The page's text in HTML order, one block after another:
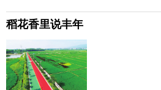
稻花香里说丰年